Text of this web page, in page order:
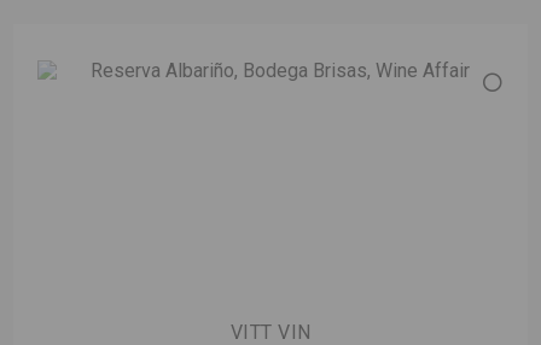
VITT VIN